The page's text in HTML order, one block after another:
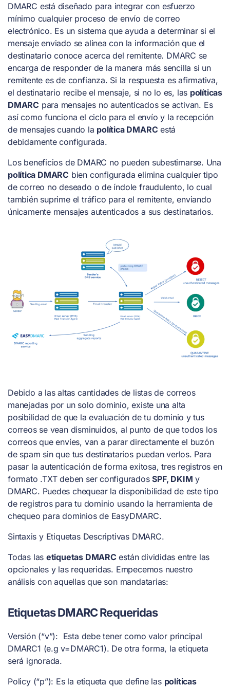
DMARC está diseñado para integrar con esfuerzo
mínimo cualquier proceso de envío de correo
electrónico. Es un sistema que ayuda a determinar si el
mensaje enviado se alinea con la información que el
destinatario conoce acerca del remitente. DMARC se
encarga de responder de la manera más sencilla si un
remitente es de confianza. Si la respuesta es afirmativa,
el destinatario recibe el mensaje, si no lo es, las políticas
DMARC para mensajes no autenticados se activan. Es
así como funciona el ciclo para el envío y la recepción
de mensajes cuando la política DMARC está
debidamente configurada.
Los beneficios de DMARC no pueden subestimarse. Una
política DMARC bien configurada elimina cualquier tipo
de correo no deseado o de índole fraudulento, lo cual
también suprime el tráfico para el remitente, enviando
únicamente mensajes autenticados a sus destinatarios.
Debido a las altas cantidades de listas de correos
manejadas por un solo dominio, existe una alta
posibilidad de que la evaluación de tu dominio y tus
correos se vean disminuidos, al punto de que todos los
correos que envíes, van a parar directamente el buzón
de spam sin que tus destinatarios puedan verlos. Para
pasar la autenticación de forma exitosa, tres registros en
formato .TXT deben ser configuradosSPF, DKIM y
DMARC. Puedes chequear la disponibilidad de este tipo
de registros para tu dominio usando la herramienta de
chequeo para dominios de EasyDMARC.
Sintaxis y Etiquetas Descriptivas DMARC.
Todas las etiquetas DMARC están divididas entre las
opcionales y las requeridas. Empecemos nuestro
análisis con aquellas que son mandatarias:
Etiquetas DMARC Requeridas
Versión (“v”): Esta debe tener como valor principal
DMARC1 (e.g v=DMARC1). De otra forma, la etiqueta
será ignorada.
Policy (“p”): Es la etiqueta que define las políticas